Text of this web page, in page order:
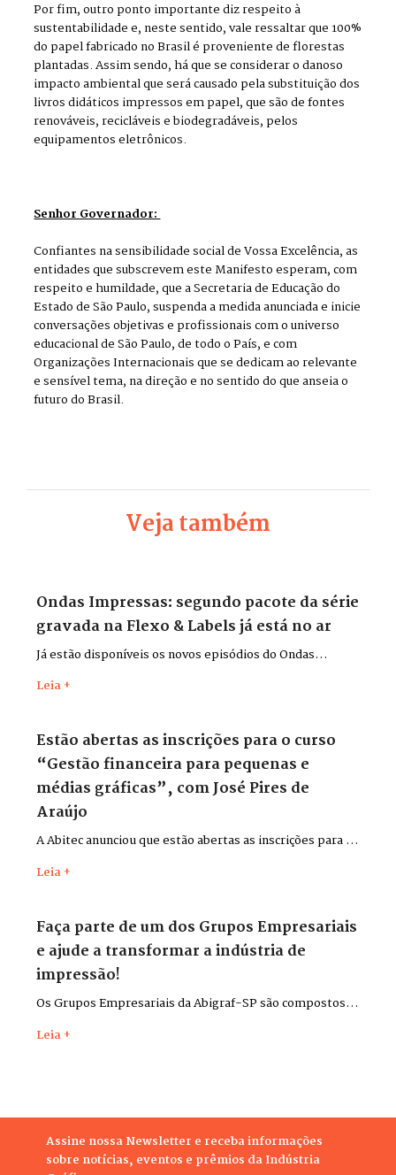
Por fim, outro ponto importante diz respeito à
sustentabilidade e, neste sentido, vale ressaltar que 100%
do papel fabricado no Brasil é proveniente de florestas
plantadas. Assim sendo, há que se considerar o danoso
impacto ambiental que será causado pela substituição dos
livros didáticos impressos em papel, que são de fontes
renováveis, recicláveis e biodegradáveis, pelos
equipamentos eletrônicos.
Senhor Governador:
Confiantes na sensibilidade social de Vossa Excelência, as
entidades que subscrevem este Manifesto esperam, com
respeito e humildade, que a Secretaria de Educação do
Estado de São Paulo, suspenda a medida anunciada e inicie
conversações objetivas e profissionais com o universo
educacional de São Paulo, de todo o País, e com
Organizações Internacionais que se dedicam ao relevante
e sensível tema, na direção e no sentido do que anseia o
futuro do Brasil.
Veja também
Ondas Impressas: segundo pacote da série
gravada na Flexo & Labels já está no ar
Já estão disponíveis os novos episódios do Ondas
Pack 2026, que aconteceu entre os dias 26 e 29 de maio,
Leia +
Estão abertas as inscrições para o curso
“Gestão financeira para pequenas e
médias gráficas”, com José Pires de
Araújo
A Abitec anunciou que estão abertas as inscrições para o
gráficas”, com o consultor José Pires de Araújo.
Leia +
Faça parte de um dos Grupos Empresariais
e ajude a transformar a indústria de
impressão!
Os Grupos Empresariais da Abigraf-SP são compostos
apresentar soluções, trocar experiências e contribuir,
Leia +
Assine nossa Newsletter e receba informações
sobre notícias, eventos e prêmios da Indústria